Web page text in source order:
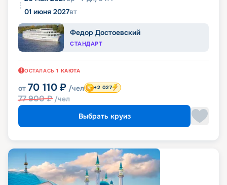
01 июня 2027вт
Федор Достоевский
СТАНДАРТ
ОСТАЛАСЬ 1 КАЮТА
от 70 110 ₽ /чел
77 900₽ /чел
+2 027
Выбрать круиз